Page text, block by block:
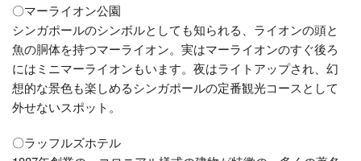
〇マーライオン公園
シンガポールのシンボルとしても知られる、ライオンの頭と
魚の胴体を持つマーライオン。実はマーライオンのすぐ後ろ
にはミニマーライオンもいます。夜はライトアップされ、幻
想的な景色も楽しめるシンガポールの定番観光コースとして
外せないスポット。
〇ラッフルズホテル